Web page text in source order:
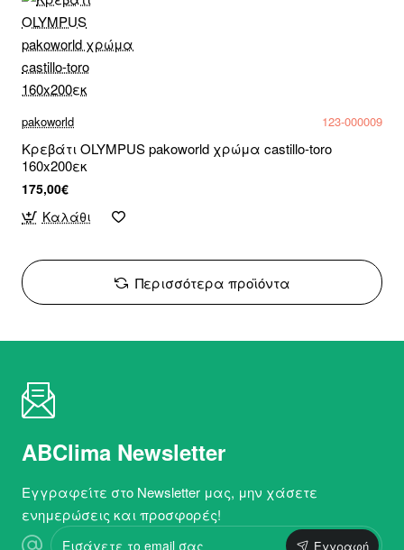
pakoworld 123-000009
Κρεβάτι OLYMPUS pakoworld χρώμα castillo-toro
160x200εκ
175,00€
Καλάθι
Περισσότερα προϊόντα
ABClima Newsletter
Εγγραφείτε στο Newsletter μας, μην χάσετε
ενημερώσεις και προσφορές!
Εισάγετε
Εγγραφή